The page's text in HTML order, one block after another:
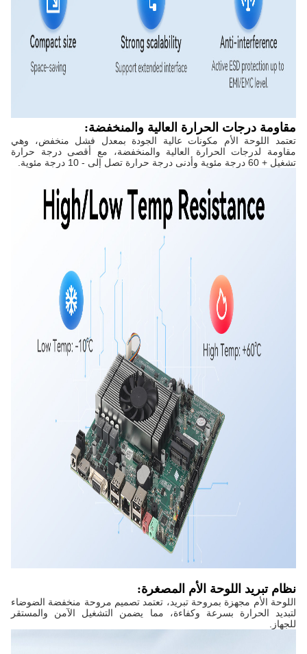
مقاومة درجات الحرارة العالية والمنخفضة:
تعتمد اللوحة الأم مكونات عالية الجودة بمعدل فشل منخفض، وهي
مقاومة لدرجات الحرارة العالية والمنخفضة، مع أقصى درجة حرارة
تشغيل + 60 درجة مئوية وأدنى درجة حرارة تصل إلى - 10 درجة مئوية.
نظام تبريد اللوحة الأم المصغرة:
اللوحة الأم مجهزة بمروحة تبريد، تعتمد تصميم مروحة منخفضة الضوضاء
لتبديد الحرارة بسرعة وكفاءة، مما يضمن التشغيل الآمن والمستقر
للجهاز.